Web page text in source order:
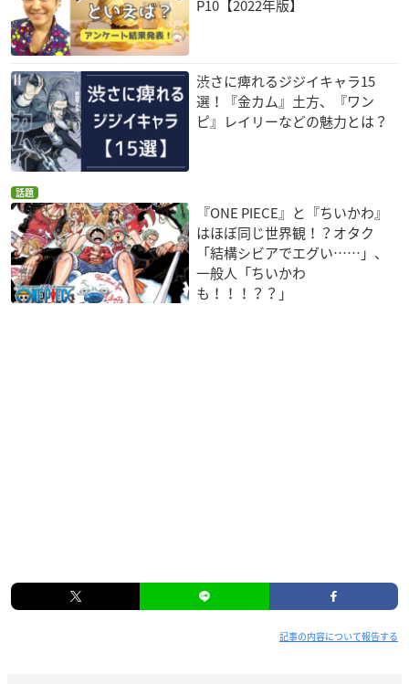
P10【2022年版】
渋さに痺れるジジイキャラ15
選！『金カム』土方、『ワン
ピ』レイリーなどの魅力とは？
話題
『ONE PIECE』と『ちいかわ』
はほぼ同じ世界観！？オタク
「結構シビアでエグい……」、
一般人「ちいかわ
も！！！？？」
記事の内容について報告する